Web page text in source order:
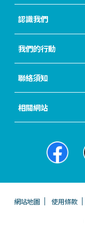
認識我們
我們的行動
聯絡須知
相關網站
網站地圖 使用條款